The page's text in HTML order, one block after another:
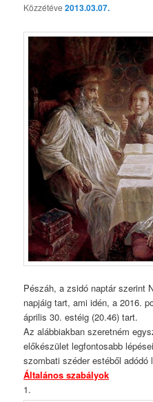
Közzétéve2013.03.07.
Pészáh, a zsidó naptár szerint
napjáig tart, ami idén, a 2016.
április 30. estéig (20.46) tart.
Az alábbiakban szeretném
előkészület legfontosabb
szombati széder estéből adódó
Általános szabályok
1.